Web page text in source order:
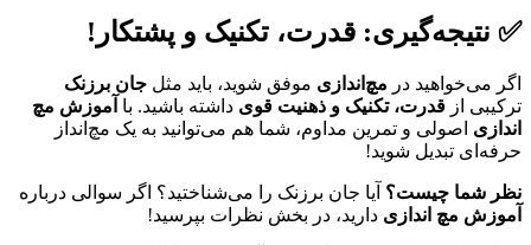
✅ نتیجه‌گیری: قدرت، تکنیک و پشتکار!
اگر می‌خواهید در مچ‌اندازی موفق شوید، باید مثل جان برزنک
ترکیبی از قدرت، تکنیک و ذهنیت قوی داشته باشید. با آموزش مچ
اندازی اصولی و تمرین مداوم، شما هم می‌توانید به یک مچ‌انداز
حرفه‌ای تبدیل شوید!
نظر شما چیست؟ آیا جان برزنک را می‌شناختید؟ اگر سوالی درباره
آموزش مچ اندازی دارید، در بخش نظرات بپرسید!